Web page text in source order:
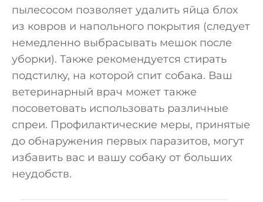
пылесосом позволяет удалить яйца блох
из ковров и напольного покрытия (следует
немедленно выбрасывать мешок после
уборки). Также рекомендуется стирать
подстилку, на которой спит собака. Ваш
ветеринарный врач может также
посоветовать использовать различные
спреи. Профилактические меры, принятые
до обнаружения первых паразитов, могут
избавить вас и вашу собаку от больших
неудобств.